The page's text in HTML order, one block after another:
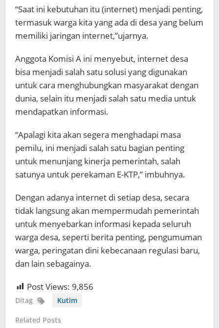
“Saat ini kebutuhan itu (internet) menjadi penting,
termasuk warga kita yang ada di desa yang belum
memiliki jaringan internet,”ujarnya.
Anggota Komisi A ini menyebut, internet desa
bisa menjadi salah satu solusi yang digunakan
untuk cara menghubungkan masyarakat dengan
dunia, selain itu menjadi salah satu media untuk
mendapatkan informasi.
“Apalagi kita akan segera menghadapi masa
pemilu, ini menjadi salah satu bagian penting
untuk menunjang kinerja pemerintah, salah
satunya untuk perekaman E-KTP,” imbuhnya.
Dengan adanya internet di setiap desa, secara
tidak langsung akan mempermudah pemerintah
untuk menyebarkan informasi kepada seluruh
warga desa, seperti berita penting, pengumuman
warga, peringatan dini kebecanaan regulasi baru,
dan lain sebagainya.
Post Views: 9,856
Ditag Kutim
Related Posts